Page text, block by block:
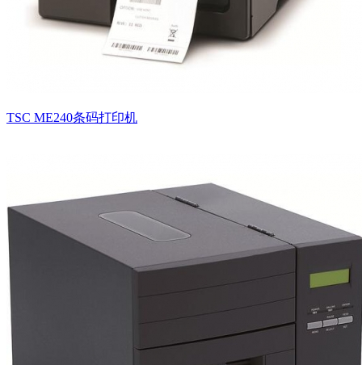
TSC ME240条码打印机